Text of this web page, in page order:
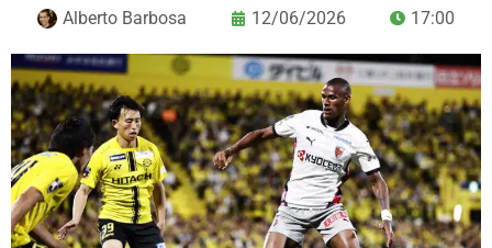
Alberto Barbosa 12/06/2026 17:00